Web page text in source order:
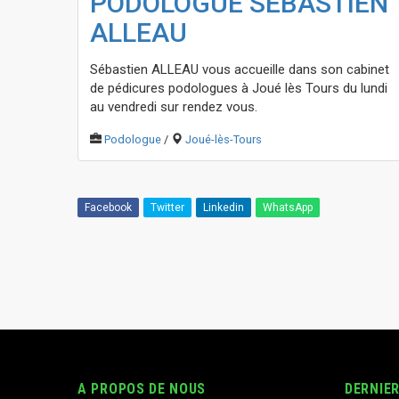
ALLEAU
Sébastien ALLEAU vous accueille dans son cabinet
de pédicures podologues à Joué lès Tours du lundi
au vendredi sur rendez vous.
Podologue / Joué-lès-Tours
Facebook Twitter Linkedin WhatsApp
A PROPOS DE NOUS